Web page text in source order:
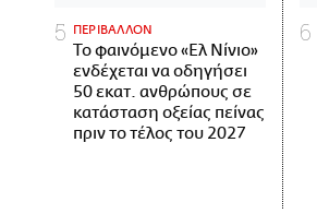
ΠΕΡΙΒΑΛΛΟΝ
Το φαινόμενο «Ελ Νίνιο»
ενδέχεται να οδηγήσει
50 εκατ. ανθρώπους σε
κατάσταση οξείας πείνας
πριν το τέλος του 2027